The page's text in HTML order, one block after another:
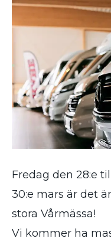
Fredag den 28:e
30:e mars är det
stora Vårmässa!
Vi kommer ha